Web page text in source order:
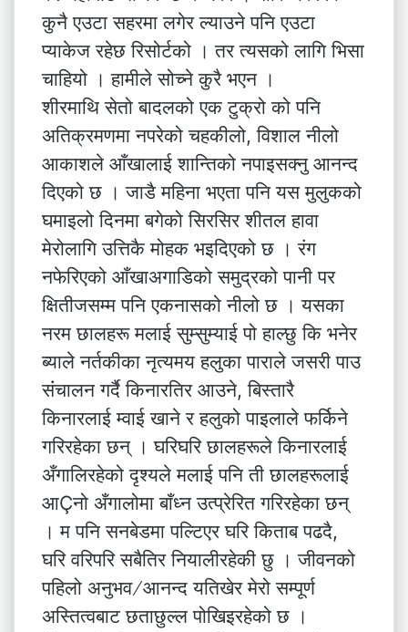
कुनै एउटा सहरमा लगेर ल्याउने पनि एउटा
प्याकेज रहेछ रिसोर्टको । तर त्यसको लागि भिसा
चाहियो । हामीले सोच्ने कुरै भएन ।
शीरमाथि सेतो बादलको एक टुक्रो को पनि
अतिक्रमणमा नपरेको चहकीलो, विशाल नीलो
आकाशले आँखालाई शान्तिको नपाइसक्नु आनन्द
दिएको छ । जाडै महिना भएता पनि यस मुलुकको
घमाइलो दिनमा बगेको सिरसिर शीतल हावा
मेरोलागि उत्तिकै मोहक भइदिएको छ । रंग
नफेरिएको आँखाअगाडिको समुद्रको पानी पर
क्षितीजसम्म पनि एकनासको नीलो छ । यसका
नरम छालहरू मलाई सुम्सुम्याई पो हाल्छु कि भनेर
ब्याले नर्तकीका नृत्यमय हलुका पाराले जसरी पाउ
संंचालन गर्दै किनारतिर आउने, बिस्तारै
किनारलाई म्वाई खाने र हलुको पाइलाले फर्किने
गरिरहेका छन् । घरिघरि छालहरूले किनारलाई
अँगालिरहेको दृश्यले मलाई पनि ती छालहरूलाई
आÇनो अँगालोमा बाँध्न उत्प्रेरित गरिरहेका छन्
। म पनि सनबेडमा पल्टिएर घरि किताब पढदै,
घरि वरिपरि सबैतिर नियालीरहेकी छु । जीवनको
पहिलो अनुभव ∕ आनन्द यतिखेर मेरो सम्पूर्ण
अस्तित्वबाट छताछुल्ल पोखिइरहेको छ ।